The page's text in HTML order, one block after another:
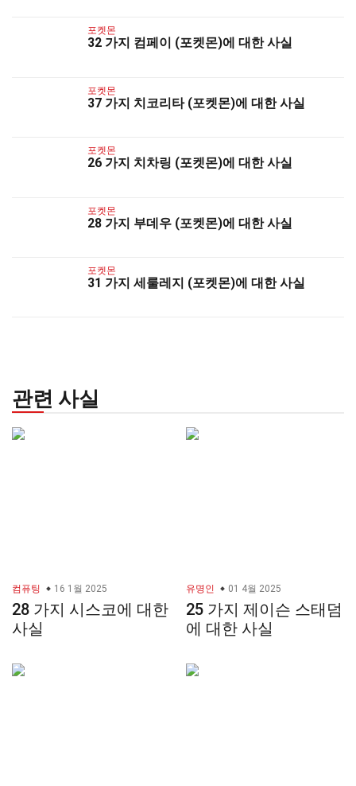
포켓몬
32 가지 컴페이 (포켓몬)에 대한 사실
포켓몬
37 가지 치코리타 (포켓몬)에 대한 사실
포켓몬
26 가지 치차링 (포켓몬)에 대한 사실
포켓몬
28 가지 부데우 (포켓몬)에 대한 사실
포켓몬
31 가지 세룰레지 (포켓몬)에 대한 사실
관련 사실
컴퓨팅 16 1월 2025
28 가지 시스코에 대한
사실
유명인 01 4월 2025
25 가지 제이슨 스태덤
에 대한 사실